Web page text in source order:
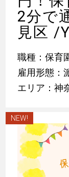
2分で
見区 /
職種：保育
雇用形態：
エリア：神
NEW!